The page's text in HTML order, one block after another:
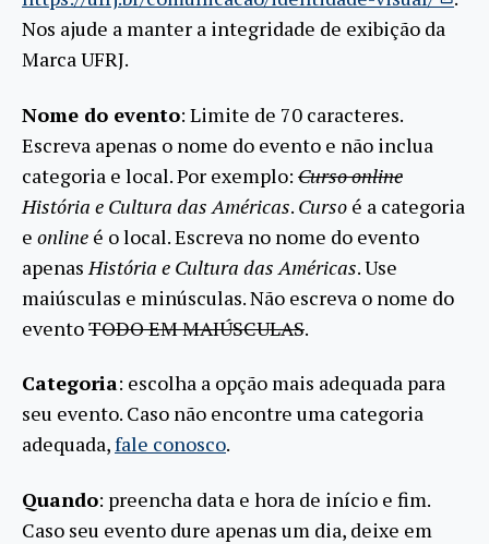
Nos ajude a manter a integridade de exibição da
Marca UFRJ.
Nome do evento: Limite de 70 caracteres.
Escreva apenas o nome do evento e não inclua
categoria e local. Por exemplo: Curso online
História e Cultura das Américas. Curso é a categoria
e online é o local. Escreva no nome do evento
apenas História e Cultura das Américas. Use
maiúsculas e minúsculas. Não escreva o nome do
eventoTODO EM MAIÚSCULAS.
Categoria: escolha a opção mais adequada para
seu evento. Caso não encontre uma categoria
adequada,fale conosco.
Quando: preencha data e hora de início e fim.
Caso seu evento dure apenas um dia, deixe em